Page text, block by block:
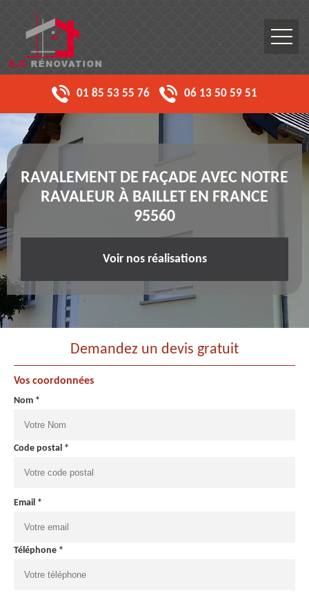
01 85 53 55 76 06 13 50 59 51
RAVALEMENT DE FAÇADE AVEC NOTRE
RAVALEUR À BAILLET EN FRANCE
95560
Voir nos réalisations
Demandez un devis gratuit
Vos coordonnées
Nom *
Code postal *
Email *
Téléphone *